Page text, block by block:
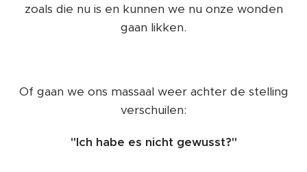
zoals die nu is en kunnen we nu onze wonden
gaan likken.
Of gaan we ons massaal weer achter de stelling
verschuilen:
"Ich habe es nicht gewusst?"